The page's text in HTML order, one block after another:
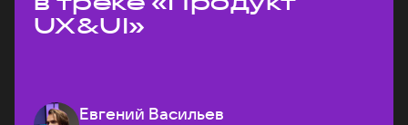
UX&UI»
Евгений Васильев